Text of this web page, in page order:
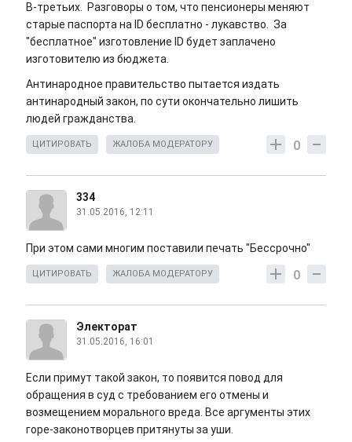
В-третьих. Разговоры о том, что пенсионеры меняют
старые паспорта на ID бесплатно - лукавство. За
"бесплатное" изготовление ID будет заплачено
изготовителю из бюджета.
Антинародное правительство пытается издать
антинародный закон, по сути окончательно лишить
людей гражданства.
0
ЦИТИРОВАТЬ ЖАЛОБА МОДЕРАТОРУ
334
31.05.2016, 12:11
При этом сами многим поставили печать "Бессрочно"
0
ЦИТИРОВАТЬ ЖАЛОБА МОДЕРАТОРУ
Электорат
31.05.2016, 16:01
Если примут такой закон, то появится повод для
обращения в суд с требованием его отмены и
возмещением морального вреда. Все аргументы этих
горе-законотворцев притянуты за уши.